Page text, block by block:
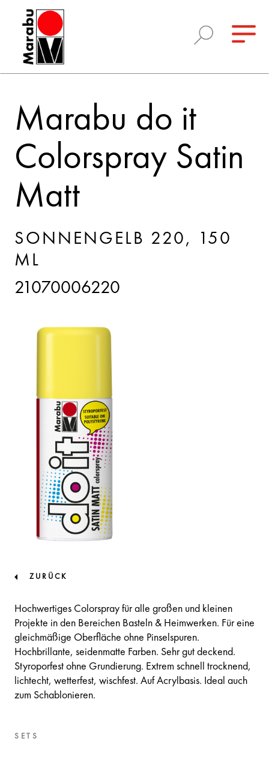
Marabu do it
Colorspray Satin
Matt
SONNENGELB 220, 150
ML
21070006220
ZURÜCK
Hochwertiges Colorspray für alle großen und kleinen
Projekte in den Bereichen Basteln & Heimwerken. Für eine
gleichmäßige Oberfläche ohne Pinselspuren.
Hochbrillante, seidenmatte Farben. Sehr gut deckend.
Styroporfest ohne Grundierung. Extrem schnell trocknend,
lichtecht, wetterfest, wischfest. Auf Acrylbasis. Ideal auch
zum Schablonieren.
SETS